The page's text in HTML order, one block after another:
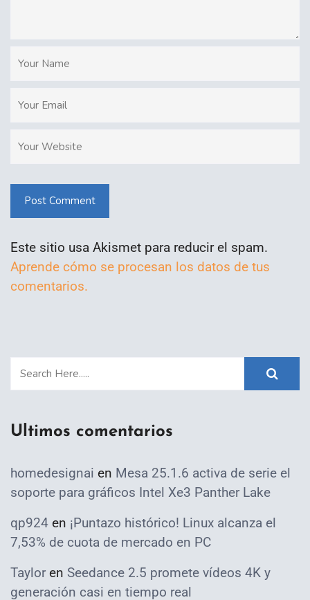
Post Comment
Este sitio usa Akismet para reducir el spam.
Aprende cómo se procesan los datos de tus
comentarios.
Ultimos comentarios
homedesignai en Mesa 25.1.6 activa de serie el
soporte para gráficos Intel Xe3 Panther Lake
qp924 en ¡Puntazo histórico! Linux alcanza el
7,53% de cuota de mercado en PC
Taylor en Seedance 2.5 promete vídeos 4K y
generación casi en tiempo real